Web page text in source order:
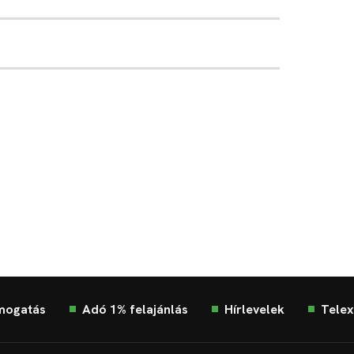
Adó 1% felajánlás Hírlevelek